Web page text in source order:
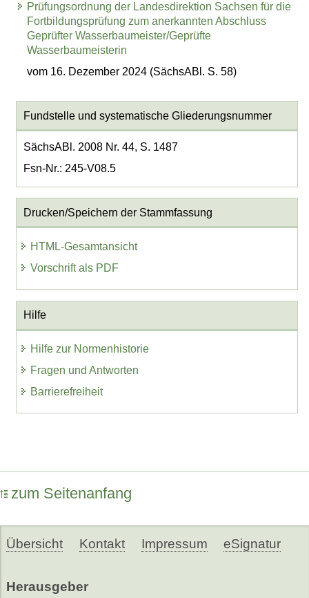
Prüfungsordnung der Landesdirektion Sachsen für die
Fortbildungsprüfung zum anerkannten Abschluss
Geprüfter Wasserbaumeister/Geprüfte
Wasserbaumeisterin
vom 16. Dezember 2024 (SächsABl. S. 58)
Fundstelle und systematische Gliederungsnummer
SächsABl. 2008 Nr. 44, S. 1487
Fsn-Nr.: 245-V08.5
Drucken/Speichern der Stammfassung
HTML-Gesamtansicht
Vorschrift als PDF
Hilfe
Hilfe zur Normenhistorie
Fragen und Antworten
Barrierefreiheit
zum Seitenanfang
Übersicht Kontakt Impressum eSignatur
Herausgeber